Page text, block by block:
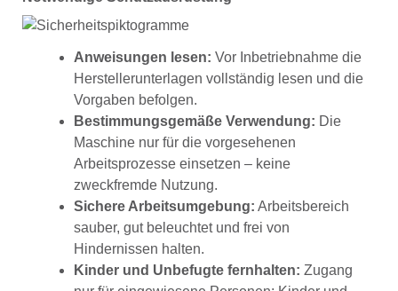
Anweisungen lesen: Vor Inbetriebnahme die
Herstellerunterlagen vollständig lesen und die
Vorgaben befolgen.
Bestimmungsgemäße Verwendung: Die
Maschine nur für die vorgesehenen
Arbeitsprozesse einsetzen – keine
zweckfremde Nutzung.
Sichere Arbeitsumgebung: Arbeitsbereich
sauber, gut beleuchtet und frei von
Hindernissen halten.
Kinder und Unbefugte fernhalten: Zugang